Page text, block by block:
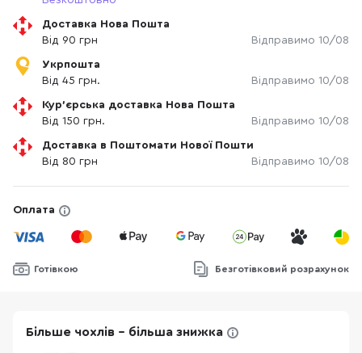
Доставка Нова Пошта
Від 90 грн
Відправимо 10/08
Укрпошта
Від 45 грн.
Відправимо 10/08
Кур'єрська доставка Нова Пошта
Від 150 грн.
Відправимо 10/08
Доставка в Поштомати Нової Пошти
Від 80 грн
Відправимо 10/08
Оплата
Готівкою Безготівковий розрахунок
Більше чохлів - більша знижка